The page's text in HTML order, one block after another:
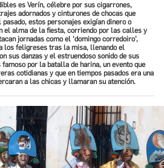
es Verín, célebre por sus cigarrones,
adornados y cinturones de chocas que
estos personajes exigían dinero o
el alma de la fiesta, corriendo por las calles y
jornadas como el ‘domingo corredoiro’,
los feligreses tras la misa, llenando el
sus danzas y el estruendoso sonido de sus
por la batalla de harina, un evento que
cotidianas y que en tiempos pasados era una
a las chicas y llamaran su atención.